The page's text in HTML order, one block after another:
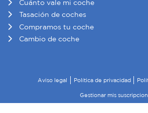
Cuánto vale mi coche
Tasación de coches
Compramos tu coche
Cambio de coche
Aviso legal Política de privacidad
Gestionar mis